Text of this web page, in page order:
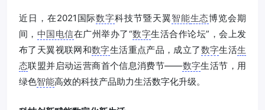
近日，在2021国际数字科技节暨天翼智能生态博览会期
间， 中国电信在广州举办了“数字生活合作论坛”，会上发
布了天翼视联网和数字生活重点产品，成立了数字生活生
态联盟并启动运营商首个信息消费节——数字生活节，用
绿色智能高效的科技产品助力生活数字化升级。